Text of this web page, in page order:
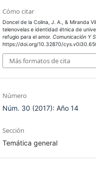
Cómo citar
Doncel de la Colina, J. A., & Miranda
telenovelas e identidad étnica de
refugio para el amor. Comunicación Y
https://doi.org/10.32870/
Más formatos de cita
Número
Núm. 30 (2017): Año 14
Sección
Temática general